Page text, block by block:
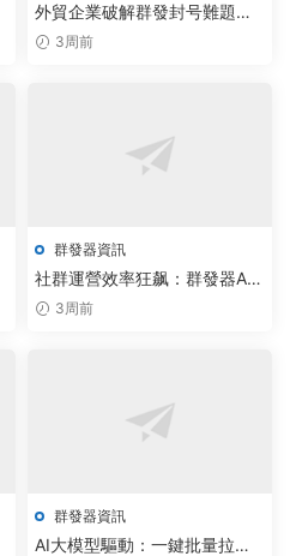
外貿企業破解群發封号難題：
智能飛機采集與電報機器人自
3周前
群發器資訊
社群運營效率狂飙：群發器AI
決策系統實現300%拉升
3周前
群發器資訊
AI大模型驅動：一鍵批量拉新